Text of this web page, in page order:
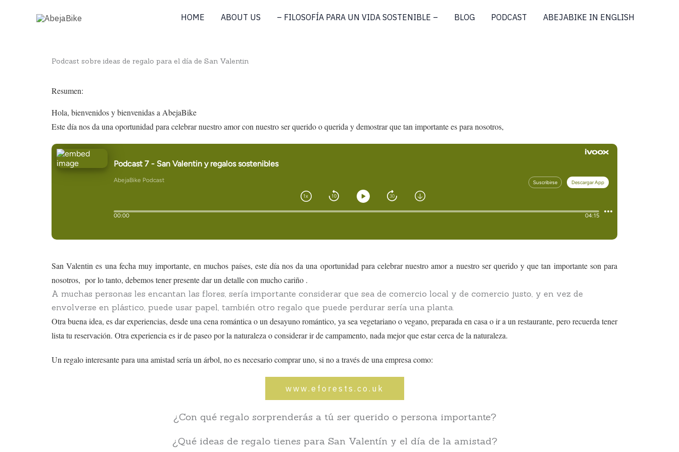
HOME ABOUT US – FILOSOFÍA PARA UN VIDA SOSTENIBLE – BLOG PODCAST ABEJABIKE IN ENGLISH
Podcast sobre ideas de regalo para el día de San Valentin
Resumen:
Hola, bienvenidos y bienvenidas a AbejaBike
Este día nos da una oportunidad para celebrar nuestro amor con nuestro ser querido o querida y demostrar que tan importante es para nosotros,
San Valentin es una fecha muy importante, en muchos países, este día nos da una oportunidad para celebrar nuestro amor a nuestro ser querido y que tan importante son para
nosotros, por lo tanto, debemos tener presente dar un detalle con mucho cariño .
A muchas personas les encantan las flores, sería importante considerar que sea de comercio local y de comercio justo, y en vez de
envolverse en plástico, puede usar papel, también otro regalo que puede perdurar sería una planta.
Otra buena idea, es dar experiencias, desde una cena romántica o un desayuno romántico, ya sea vegetariano o vegano, preparada en casa o ir a un restaurante, pero recuerda tener
lista tu reservación. Otra experiencia es ir de paseo por la naturaleza o considerar ir de campamento, nada mejor que estar cerca de la naturaleza.
Un regalo interesante para una amistad sería un árbol, no es necesario comprar uno, si no a través de una empresa como:
www.eforests.co.uk
¿Con qué regalo sorprenderás a tú ser querido o persona importante?
¿Qué ideas de regalo tienes para San Valentín y el día de la amistad?